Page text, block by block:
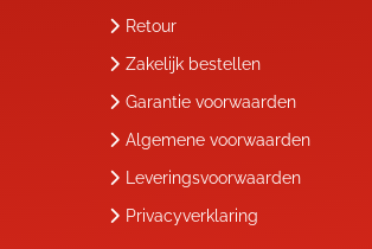
Retour
Zakelijk bestellen
Garantie voorwaarden
Algemene voorwaarden
Leveringsvoorwaarden
Privacyverklaring